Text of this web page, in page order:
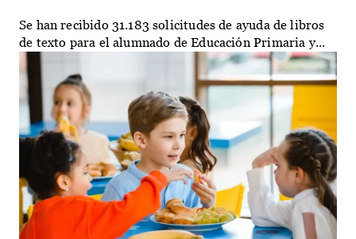
Se han recibido 31.183 solicitudes de ayuda de libros
de texto para el alumnado de Educación Primaria y...